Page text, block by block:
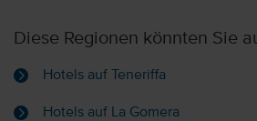
Diese Regionen könnten Sie
Hotels auf Teneriffa
Hotels auf La Gomera